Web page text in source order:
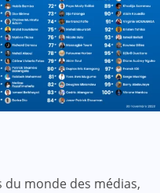
du monde des médias,